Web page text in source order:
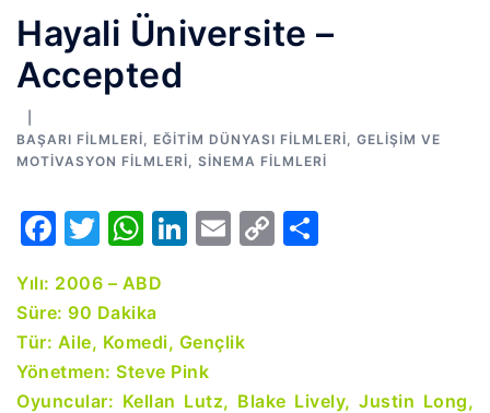
Hayali Üniversite –
Accepted
BAŞARI FILMLERI EĞITIM DÜNYASI FILMLERI
GELIŞIM VE
MOTIVASYON FILMLERI
SINEMA FILMLERI
Facebook
Twitter
WhatsApp
LinkedIn
Email
Copy
Yılı: 2006 – ABD
Süre: 90 Dakika
Tür: Aile, Komedi, Gençlik
Yönetmen: Steve Pink
Oyuncular: Kellan Lutz, Blake Lively, Justin Long,